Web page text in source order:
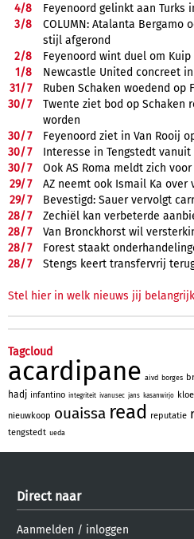
4/8
Feyenoord gelinkt aan Turks
3/8
COLUMN: Atalanta Bergamo
stijl afgerond
2/8
Feyenoord wint duel om
1/8
Newcastle United concreet
31/7
Ruben Schaken woedend op
30/7
Twente ziet bod op Schaken
worden
30/7
Feyenoord ziet in Van Rooij
30/7
Interesse in Tengstedt vanuit
30/7
Ook AS Roma meldt zich voor
29/7
AZ neemt ook Ismail Ka over
29/7
Bevestigd: Sauer vervolgt
28/7
Zechiël kan verbeterde
28/7
Van Bronckhorst wil
28/7
Forest staakt
28/7 Stengs keert transfervrij
Stel hier in welk nieuws jij
Tagcloud
acardipane aivd borges
hadj infantino integriteit ivanusec jans kasanwirjo
nieuwkoop ouaissa read reputatie
tengstedt ueda
Direct naar
Aanmelden / inloggen